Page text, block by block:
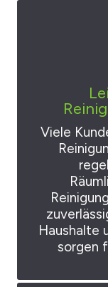
Viele
Haushalte
sorgen